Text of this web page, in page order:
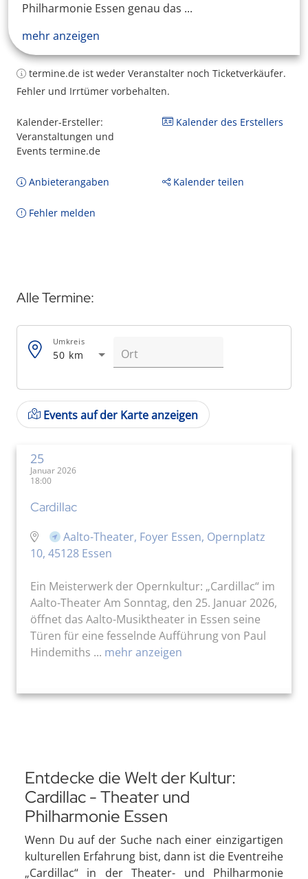
Philharmonie Essen genau das ...
mehr anzeigen
termine.de ist weder Veranstalter noch Ticketverkäufer.
Fehler und Irrtümer vorbehalten.
Kalender-Ersteller:
Veranstaltungen und
Events termine.de
Kalender des Erstellers
Anbieterangaben Kalender teilen
Fehler melden
Alle Termine:
50 km
Umkreis
Events auf der Karte anzeigen
25
Januar 2026
18:00
Cardillac
Aalto-Theater, Foyer Essen, Opernplatz
10, 45128 Essen
Ein Meisterwerk der Opernkultur: „Cardillac“ im
Aalto-Theater Am Sonntag, den 25. Januar 2026,
öffnet das Aalto-Musiktheater in Essen seine
Türen für eine fesselnde Aufführung von Paul
Hindemiths ... mehr anzeigen
Entdecke die Welt der Kultur:
Cardillac - Theater und
Philharmonie Essen
Wenn Du auf der Suche nach einer einzigartigen
kulturellen Erfahrung bist, dann ist die Eventreihe
„Cardillac“ in der Theater- und Philharmonie